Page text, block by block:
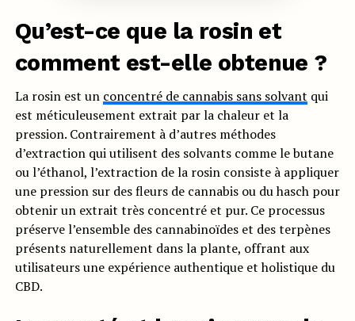
Qu’est-ce que la rosin et
comment est-elle obtenue ?
La rosin est un concentré de cannabis sans solvant qui
est méticuleusement extrait par la chaleur et la
pression. Contrairement à d’autres méthodes
d’extraction qui utilisent des solvants comme le butane
ou l’éthanol, l’extraction de la rosin consiste à appliquer
une pression sur des fleurs de cannabis ou du hasch pour
obtenir un extrait très concentré et pur. Ce processus
préserve l’ensemble des cannabinoïdes et des terpènes
présents naturellement dans la plante, offrant aux
utilisateurs une expérience authentique et holistique du
CBD.